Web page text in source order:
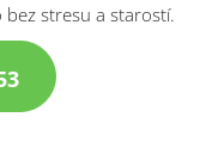
stresu a starostí.​